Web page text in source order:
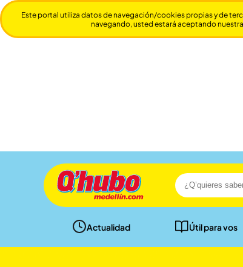
Actualidad Útil para vos
Este portal utiliza datos de navegación/cookies propias y de
navegando, usted estará aceptando